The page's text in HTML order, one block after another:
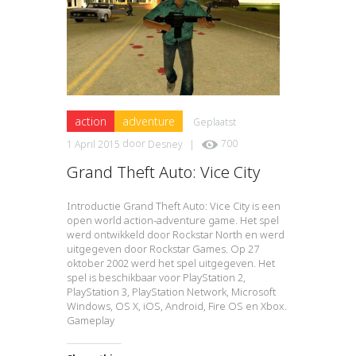
action adventure
Geplaatst
1 April 2015 door Desney | 700
Grand Theft Auto: Vice City
Introductie Grand Theft Auto: Vice City is een
open world action-adventure game. Het spel
werd ontwikkeld door Rockstar North en werd
uitgegeven door Rockstar Games. Op 27
oktober 2002 werd het spel uitgegeven. Het
spel is beschikbaar voor PlayStation 2,
PlayStation 3, PlayStation Network, Microsoft
Windows, OS X, iOS, Android, Fire OS en Xbox.
Gameplay